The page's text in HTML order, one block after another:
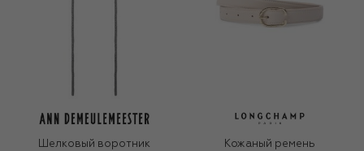
Шелковый воротник
Кожаный ремень